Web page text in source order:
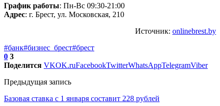
График работы: Пн-Вс 09:30-21:00
Адрес: г. Брест, ул. Московская, 210
Источник: onlinebrest.by
#банк#бизнес_брест#брест
0 3
Поделится VKOK.ruFacebookTwitterWhatsAppTelegramViber
Предыдущая запись
Базовая ставка с 1 января составит 228 рублей